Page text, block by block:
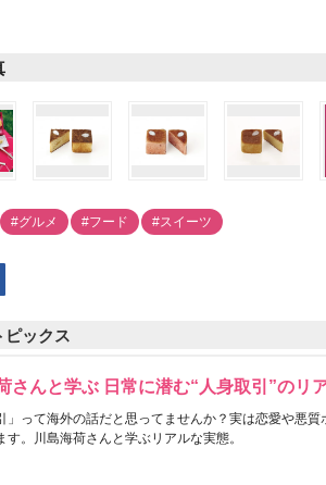
#グルメ #フード #スイーツ
ックス
さんと学ぶ 日常に潜む“人身取引”のリ
」って海外の話だと思ってませんか？実は恋愛や悪
す。川島海荷さんと学ぶリアルな実態。